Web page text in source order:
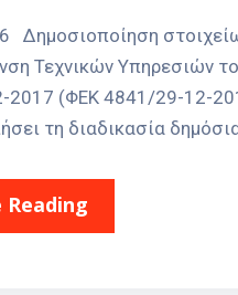
Αρ. Πρωτ.:
Δημοσιοποίηση
Τεχνικών Υπηρεσιών
(ΦΕΚ 4841/29-12-
τη διαδικασία